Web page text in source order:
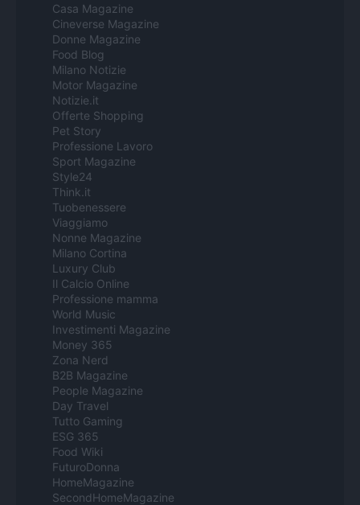
Casa Magazine
Cineverse Magazine
Donne Magazine
Food Blog
Milano Notizie
Motor Magazine
Notizie.it
Offerte Shopping
Pet Story
Professione Lavoro
Sport Magazine
Style24
Think.it
Tuobenessere
Viaggiamo
Nonne Magazine
Milano Cortina
Luxury Club
Il Calcio Online
Professione mamma
World Music
Investimenti Magazine
Money 365
Zona Nerd
B2B Magazine
People Magazine
Day Travel
Tutto Gaming
ESG 365
Food Wiki
FuturoDonna
HomeMagazine
SecondHomeMagazine